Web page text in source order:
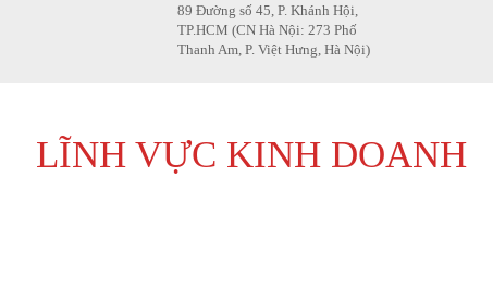
89 Đường số 45, P. Khánh Hội,
TP.HCM (CN Hà Nội: 273 Phố
Thanh Am, P. Việt Hưng, Hà Nội)
LĨNH VỰC KINH DOANH